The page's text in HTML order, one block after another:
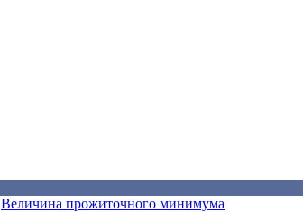
Величина прожиточного минимума